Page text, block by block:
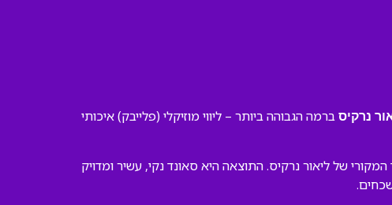
נרקיס ברמה הגבוהה ביותר – ליווי מוזיקלי (פלייבק) איכותי
של ליאור נרקיס. התוצאה היא סאונד נקי, עשיר ומדויק